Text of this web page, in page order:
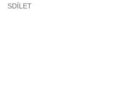
SDÍLET